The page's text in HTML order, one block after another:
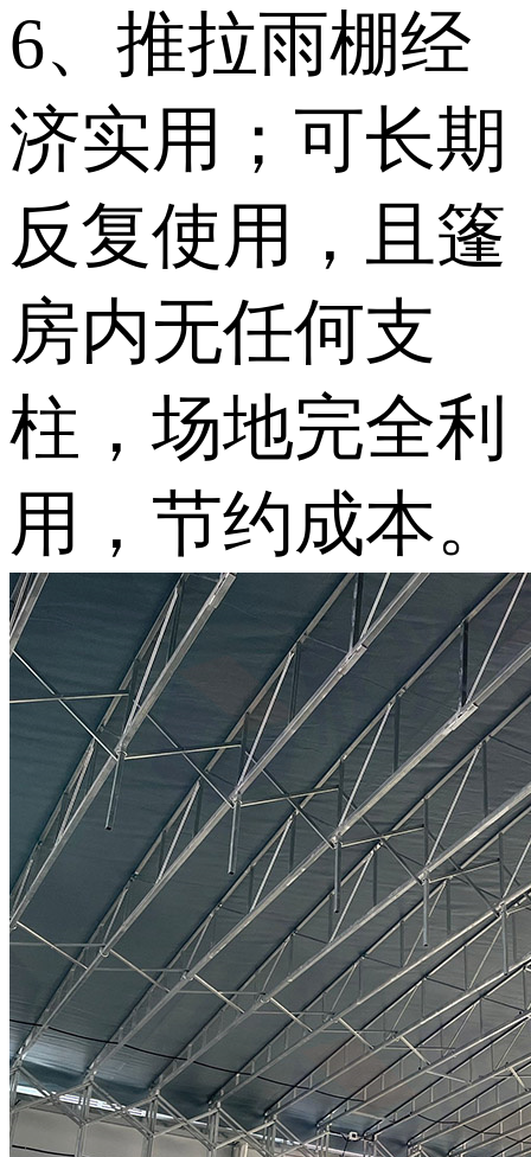
6、推拉雨棚经
济实用；可长期
反复使用，且篷
房内无任何支
柱，场地完全利
用，节约成本。